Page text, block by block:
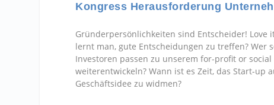
Kongress Herausforderung
Gründerpersönlichkeiten sind Entscheider! Love
lernt man, gute Entscheidungen zu treffen? Wer
Investoren passen zu unserem for-profit or
weiterentwickeln? Wann ist es Zeit, das Start-up
Geschäftsidee zu widmen?